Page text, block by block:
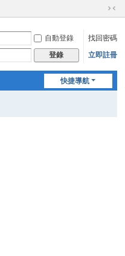
切
到
窄
自動登錄
找回密碼
登錄 立即註冊
快捷導航